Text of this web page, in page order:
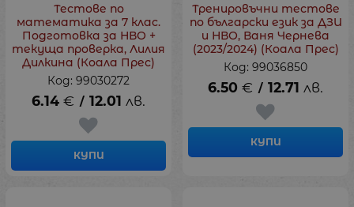
Тестове по
математика за 7 клас.
Подготовка за НВО +
текуща проверка, Лилия
Дилкина (Коала Прес)
Код: 99030272
6.14 € / 12.01 лв.
КУПИ
Тренировъчни тестове
по български език за ДЗИ
и НВО, Ваня Чернева
(2023/2024) (Коала Прес)
Код: 99036850
6.50 € / 12.71 лв.
КУПИ